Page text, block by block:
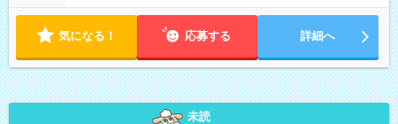
気になる！ 応募する 詳細へ
未読